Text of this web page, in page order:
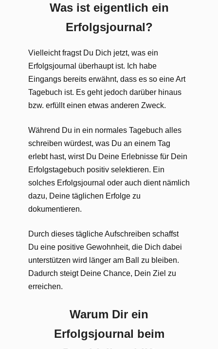
Was ist eigentlich ein
Erfolgsjournal?
Vielleicht fragst Du Dich jetzt, was ein
Erfolgsjournal überhaupt ist. Ich habe
Eingangs bereits erwähnt, dass es so eine Art
Tagebuch ist. Es geht jedoch darüber hinaus
bzw. erfüllt einen etwas anderen Zweck.
Während Du in ein normales Tagebuch alles
schreiben würdest, was Du an einem Tag
erlebt hast, wirst Du Deine Erlebnisse für Dein
Erfolgstagebuch positiv selektieren. Ein
solches Erfolgsjournal oder auch dient nämlich
dazu, Deine täglichen Erfolge zu
dokumentieren.
Durch dieses tägliche Aufschreiben schaffst
Du eine positive Gewohnheit, die Dich dabei
unterstützen wird länger am Ball zu bleiben.
Dadurch steigt Deine Chance, Dein Ziel zu
erreichen.
Warum Dir ein
Erfolgsjournal beim